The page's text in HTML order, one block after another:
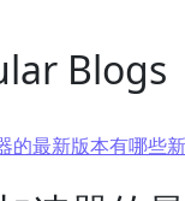
Blogs
的最新版本有哪些